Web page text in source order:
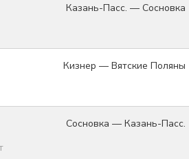
Казань-Пасс. — Сосновка
Кизнер — Вятские Поляны
Сосновка — Казань-Пасс.